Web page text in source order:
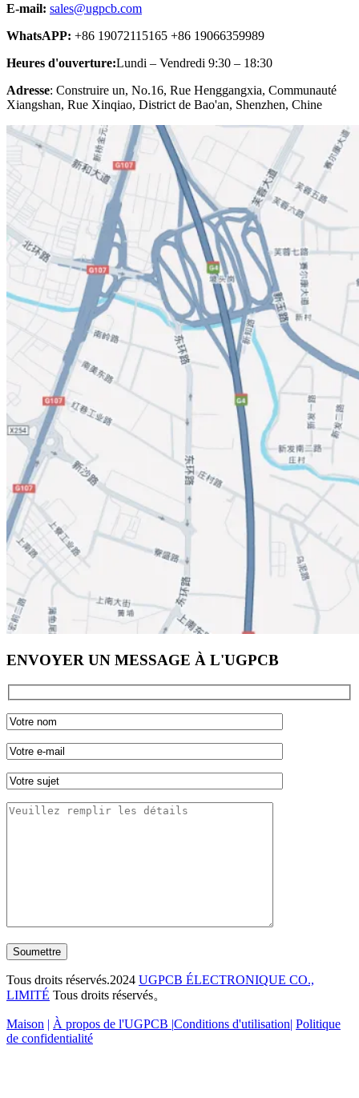
E-mail: sales@ugpcb.com
WhatsAPP: +86 19072115165 +86 19066359989
Heures d'ouverture:Lundi – Vendredi 9:30 – 18:30
Adresse: Construire un, No.16, Rue Henggangxia, Communauté
Xiangshan, Rue Xinqiao, District de Bao'an, Shenzhen, Chine
ENVOYER UN MESSAGE À L'UGPCB
Soumettre
Tous droits réservés.2024 UGPCB ÉLECTRONIQUE CO.,
LIMITÉ Tous droits réservés。
Maison | À propos de l'UGPCB |Conditions d'utilisation| Politique
de confidentialité